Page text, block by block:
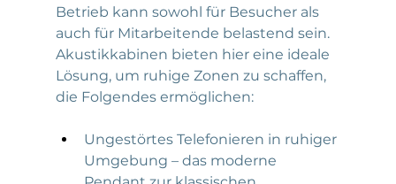
Betrieb kann sowohl für Besucher als
auch für Mitarbeitende belastend sein.
Akustikkabinen bieten hier eine ideale
Lösung, um ruhige Zonen zu schaffen,
die Folgendes ermöglichen:
Ungestörtes Telefonieren in ruhiger
Umgebung – das moderne